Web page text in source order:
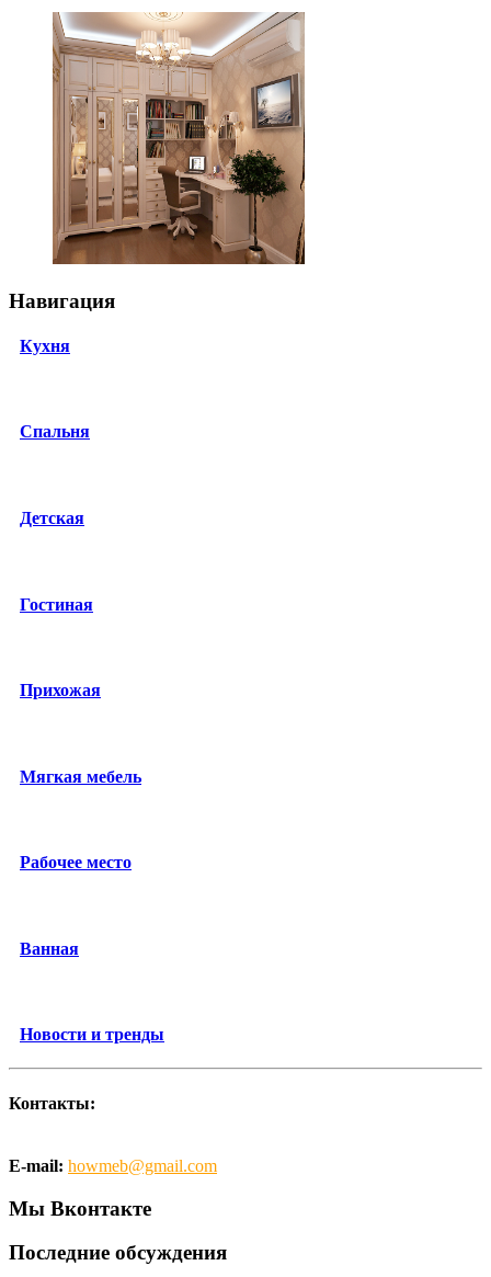
Навигация
Кухня
Спальня
Детская
Гостиная
Прихожая
Мягкая мебель
Рабочее место
Ванная
Новости и тренды
Контакты:
E-mail: howmeb@gmail.com
Мы Вконтакте
Последние обсуждения